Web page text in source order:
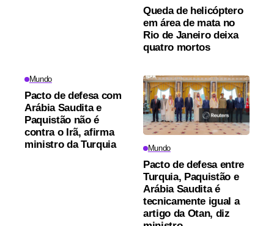
Queda de helicóptero
em área de mata no
Rio de Janeiro deixa
quatro mortos
Mundo
Pacto de defesa com
Arábia Saudita e
Paquistão não é
contra o Irã, afirma
ministro da Turquia
Mundo
Pacto de defesa entre
Turquia, Paquistão e
Arábia Saudita é
tecnicamente igual a
artigo da Otan, diz